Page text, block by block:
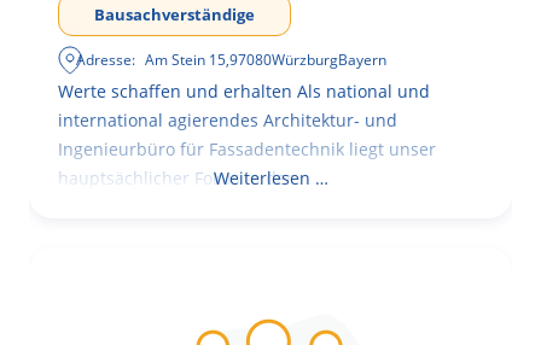
Bausachverständige
Adresse: Am Stein 15,97080WürzburgBayern
Werte schaffen und erhalten Als national und
international agierendes Architektur- und
Ingenieurbüro für Fassadentechnik liegt unser
hauptsächlicher Fokus in der
Weiterlesen …